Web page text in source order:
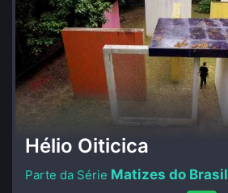
Hélio Oiticica
Matizes do Brasil